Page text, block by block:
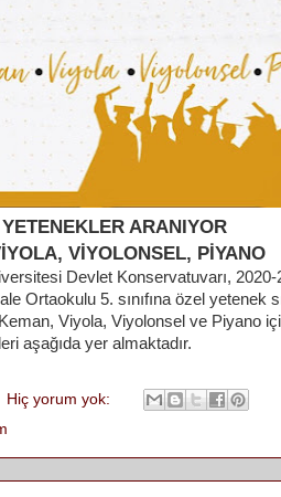
ARANIYOR
VİYOLONSEL, PİYANO
Devlet Konservatuvarı,
Ortaokulu 5. sınıfına özel yetenek
Viyola, Viyolonsel ve Piyano
aşağıda yer almaktadır.
Hiç yorum yok: